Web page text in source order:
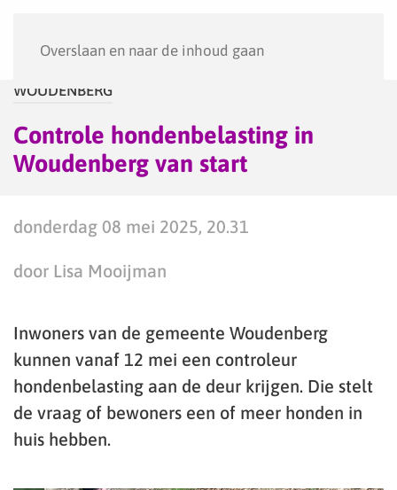
Overslaan en naar de inhoud gaan
WOUDENBERG
Controle hondenbelasting in
Woudenberg van start
donderdag 08 mei 2025, 20.31
door Lisa Mooijman
Inwoners van de gemeente Woudenberg
kunnen vanaf 12 mei een controleur
hondenbelasting aan de deur krijgen. Die stelt
de vraag of bewoners een of meer honden in
huis hebben.